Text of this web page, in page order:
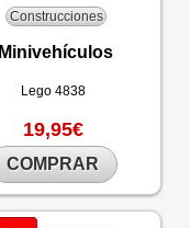
Construcciones
Minivehículos
Lego 4838
19,95€
COMPRAR